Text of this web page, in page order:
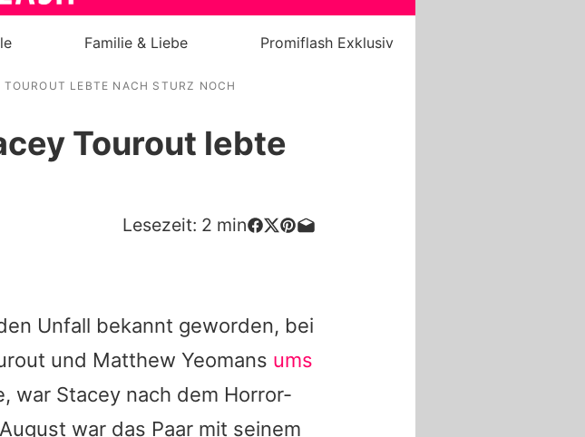
Familie & Liebe Promiflash Exklusiv
LEBTE NACH STURZ NOCH
Tourout lebte
Lesezeit: 2 min
Unfall bekannt geworden, bei
und Matthew Yeomans ums
war Stacey nach dem Horror-
war das Paar mit seinem